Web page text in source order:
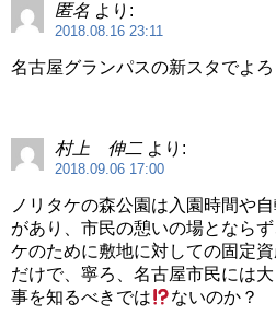
匿名 より:
2018.08.16 23:11
名古屋グランパスの新スタでよ
村上 伸二 より:
2018.09.06 17:00
ノリタケの森公園は入園時間や
があり、市民の憩いの場となら
ケのために敷地に対しての固定
だけで、寧ろ、名古屋市民には
事を知るべきでは
ないのか？